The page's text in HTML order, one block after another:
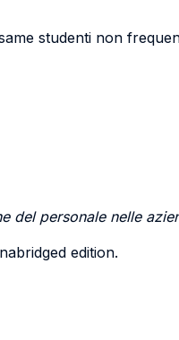
studenti non
del personale nelle
edition.